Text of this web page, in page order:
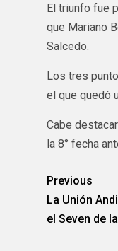
El triunfo fue
que Mariano
Salcedo.
Los tres
el que quedó
Cabe
la 8° fecha
Previous
La Unión
el Seven de